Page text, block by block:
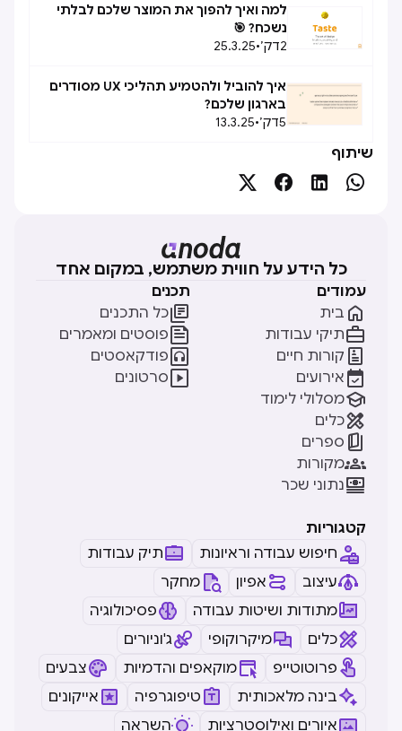
למה ואיך להפוך את המוצר שלכם לבלתי
נשכח? 🎯
2דק׳•
25.3.25
איך להוביל ולהטמיע תהליכי UX מסודרים
בארגון שלכם?
5דק׳•
13.3.25
שיתוף




כל הידע על חווית משתמש, במקום אחד
עמודים
בית 
תיקי עבודות
קורות חיים 
אירועים 
מסלולי לימוד
כלים
ספרים 
מקורות
נתוני שכר
תכנים
כל התכנים
פוסטים ומאמרים
פודקאסטים
סרטונים
קטגוריות
חיפוש עבודה וראיונות
תיק עבודות
עיצוב
אפיון
מחקר
מתודות ושיטות עבודה
פסיכולוגיה
כלים
מיקרוקופי
ג'וניורים
פרוטוטייפ
מוקאפים והדמיות
צבעים
בינה מלאכותית
טיפוגרפיה
אייקונים
איורים ואילוסטרציות
השראה